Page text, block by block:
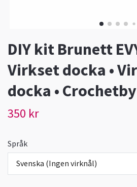
DIY kit Brunett
Virkset docka •
docka •
350 kr
Språk
Svenska (Ingen virknål)